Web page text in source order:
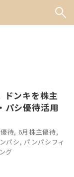
ドンキを株主
パシ優待活用
待, 6月株主優待,
パシ,パンパシフィ
グ